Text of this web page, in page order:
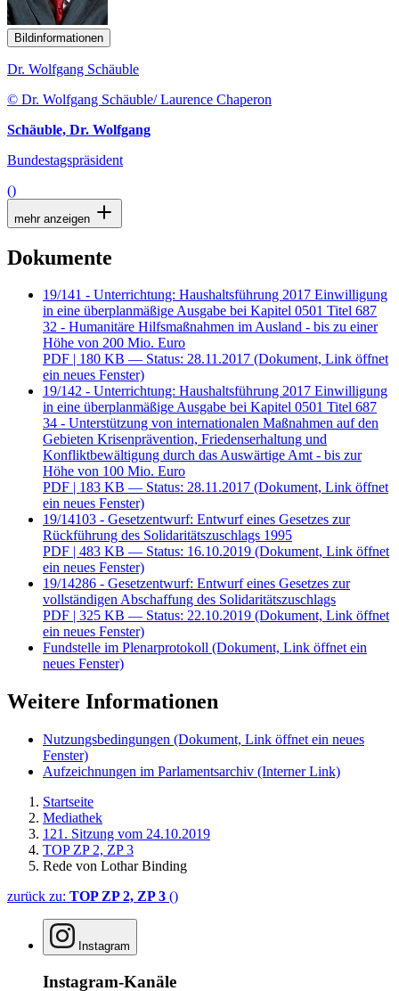
Bildinformationen
Dr. Wolfgang Schäuble
© Dr. Wolfgang Schäuble/ Laurence Chaperon
Schäuble, Dr. Wolfgang
Bundestagspräsident
()
mehr anzeigen
Dokumente
19/141 - Unterrichtung: Haushaltsführung 2017 Einwilligung
in eine überplanmäßige Ausgabe bei Kapitel 0501 Titel 687
32 - Humanitäre Hilfsmaßnahmen im Ausland - bis zu einer
Höhe von 200 Mio. Euro
PDF | 180 KB — Status: 28.11.2017 (Dokument, Link öffnet
ein neues Fenster)
19/142 - Unterrichtung: Haushaltsführung 2017 Einwilligung
in eine überplanmäßige Ausgabe bei Kapitel 0501 Titel 687
34 - Unterstützung von internationalen Maßnahmen auf den
Gebieten Krisenprävention, Friedenserhaltung und
Konfliktbewältigung durch das Auswärtige Amt - bis zur
Höhe von 100 Mio. Euro
PDF | 183 KB — Status: 28.11.2017 (Dokument, Link öffnet
ein neues Fenster)
19/14103 - Gesetzentwurf: Entwurf eines Gesetzes zur
Rückführung des Solidaritätszuschlags 1995
PDF | 483 KB — Status: 16.10.2019 (Dokument, Link öffnet
ein neues Fenster)
19/14286 - Gesetzentwurf: Entwurf eines Gesetzes zur
vollständigen Abschaffung des Solidaritätszuschlags
PDF | 325 KB — Status: 22.10.2019 (Dokument, Link öffnet
ein neues Fenster)
Fundstelle im Plenarprotokoll (Dokument, Link öffnet ein
neues Fenster)
Weitere Informationen
Nutzungsbedingungen (Dokument, Link öffnet ein neues
Fenster)
Aufzeichnungen im Parlamentsarchiv (Interner Link)
Startseite
Mediathek
121. Sitzung vom 24.10.2019
TOP ZP 2, ZP 3
Rede von Lothar Binding
zurück zu: TOP ZP 2, ZP 3 ()
Instagram
Instagram-Kanäle